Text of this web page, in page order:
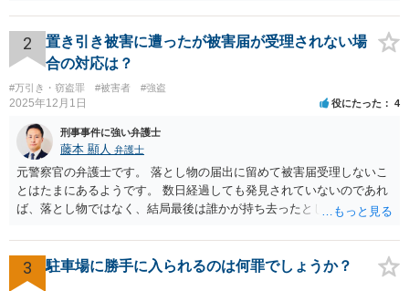
った一連の行為につき強盗罪や事後強盗罪が成立しない可能性が極め
て高いです。
2
置き引き被害に遭ったが被害届が受理されない場
合の対応は？
#万引き・窃盗罪 #被害者 #強盗
2025年12月1日 役にたった 4
刑事事件に強い弁護士
藤本 顯人 弁護士
元警察官の弁護士です。 落とし物の届出に留めて被害届受理しないこ
とはたまにあるようです。 数日経過しても発見されていないのであれ
ば、落とし物ではなく、結局最後は誰かが持ち去ったとしか考えられ
い。
3 駐車場に勝手に入られるのは何罪でしょうか？